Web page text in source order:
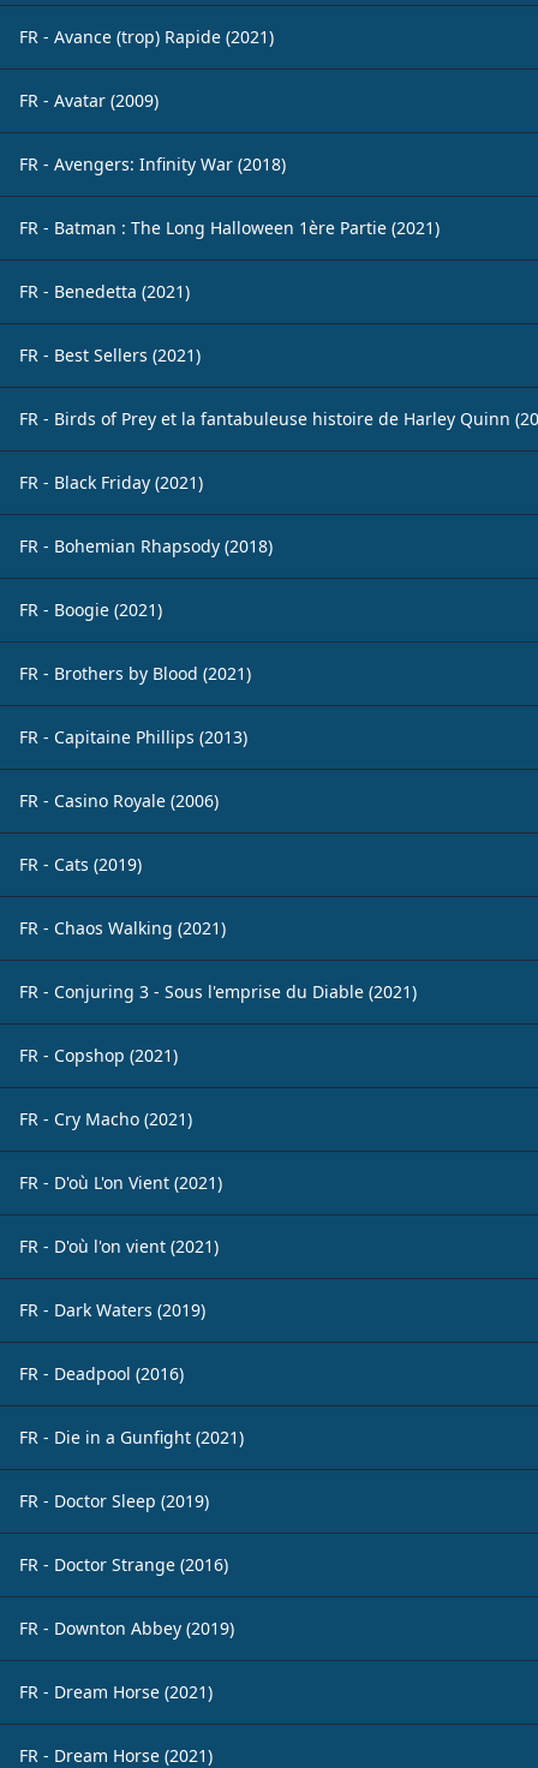
FR - Avance (trop) Rapide (2021)
FR - Avatar (2009)
FR - Avengers: Infinity War (2018)
FR - Batman : The Long Halloween 1ère Partie (2021)
FR - Benedetta (2021)
FR - Best Sellers (2021)
FR - Birds of Prey et la fantabuleuse histoire de Harley Quinn
FR - Black Friday (2021)
FR - Bohemian Rhapsody (2018)
FR - Boogie (2021)
FR - Brothers by Blood (2021)
FR - Capitaine Phillips (2013)
FR - Casino Royale (2006)
FR - Cats (2019)
FR - Chaos Walking (2021)
FR - Conjuring 3 - Sous l'emprise du Diable (2021)
FR - Copshop (2021)
FR - Cry Macho (2021)
FR - D'où L'on Vient (2021)
FR - D'où l'on vient (2021)
FR - Dark Waters (2019)
FR - Deadpool (2016)
FR - Die in a Gunfight (2021)
FR - Doctor Sleep (2019)
FR - Doctor Strange (2016)
FR - Downton Abbey (2019)
FR - Dream Horse (2021)
FR - Dream Horse (2021)